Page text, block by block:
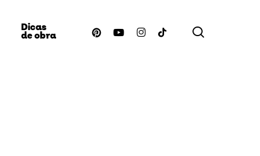
Dicas
de obra pinterestyoutubeinstagram
tiktok